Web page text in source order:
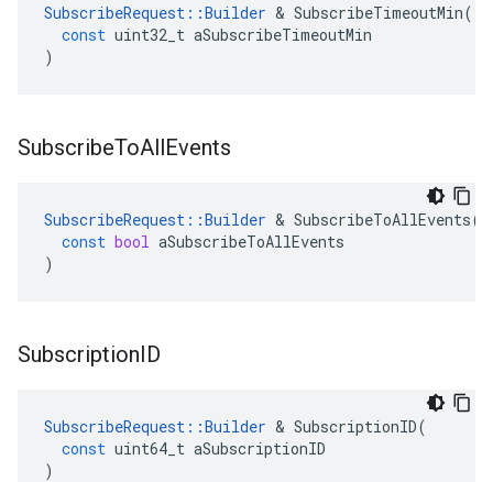
SubscribeRequest ::Builder & SubscribeTimeoutMin(
const uint32_t aSubscribeTimeoutMin
)
SubscribeToAllEvents
SubscribeRequest ::Builder & SubscribeToAllEvents(
const bool aSubscribeToAllEvents
)
SubscriptionID
SubscribeRequest ::Builder & SubscriptionID(
const uint64_t aSubscriptionID
)